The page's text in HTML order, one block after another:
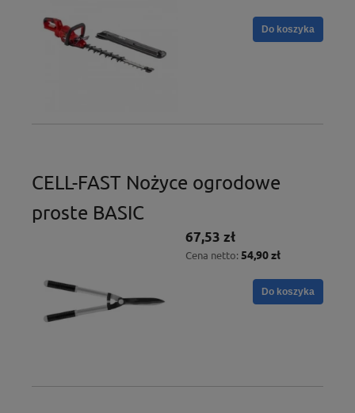
Do koszyka
CELL-FAST Nożyce ogrodowe
proste BASIC
67,53 zł
Cena netto: 54,90 zł
Do koszyka